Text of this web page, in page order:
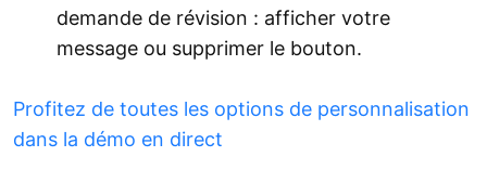
demande de révision : afficher votre
message ou supprimer le bouton.
Profitez de toutes les options de personnalisation
dans la démo en direct